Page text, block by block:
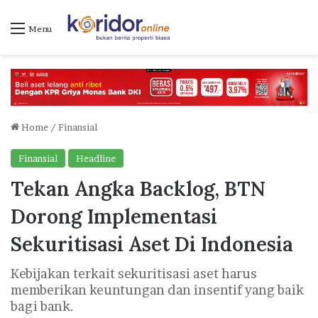
Menu
Home / Finansial
Finansial Headline
Tekan Angka Backlog, BTN
Dorong Implementasi
Sekuritisasi Aset Di Indonesia
Kebijakan terkait sekuritisasi aset harus
memberikan keuntungan dan insentif yang baik
bagi bank.